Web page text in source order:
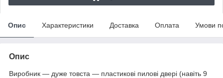
Опис Характеристики Доставка Оплата Умови
Опис
Виробник — дуже товста — пластикові пилові двері (навіть 9